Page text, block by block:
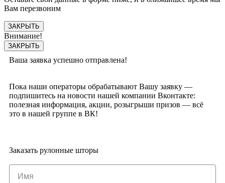
Вам перезвоним
ЗАКРЫТЬ
Внимание!
ЗАКРЫТЬ
Ваша заявка успешно отправлена!
Пока наши операторы обрабатывают Вашу заявку —
подпишитесь на новости нашей компании Вконтакте:
полезная информация, акции, розыгрыши призов — всё
это в нашей группе в ВК!
Заказать рулонные шторы